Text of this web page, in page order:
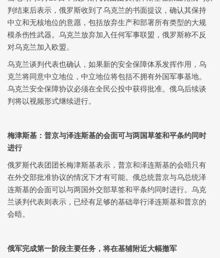
判结束后表示，俄罗斯收到了乌克兰的书面提议，确认其保持
中立和无核地位的意愿，包括放弃生产和部署所有类型的大规
模杀伤性武器。乌克兰放弃加入任何军事联盟，俄罗斯称不反
对乌克兰加入欧盟。
乌克兰谈判代表也确认，如果新的安全保障体系发挥作用，乌
克兰将同意中立地位，中立地位将包括不拥有外国军事基地。
乌克兰安全保障协议必须在全民公投中获得批准。俄乌后续谈
判将以视频形式继续进行。
梅津斯基：普京与泽连斯基的会面可与两国草签和平条约同时
进行
俄罗斯代表团团长梅津斯基表示，普京和泽连斯基的会晤只有
在外交部批准协议的情况下才有可能。俄总统普京与乌总统泽
连斯基的会面可以与两国外交部草签和平条约同时进行。乌克
兰谈判代表则表示，已经有足够的基础举行泽连斯基和普京的
会晤。
俄军完成第一阶段主要任务，将在基辅附近大幅撤军